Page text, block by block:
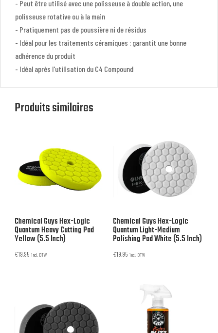
- Peut être utilisé avec une polisseuse à double action, une
polisseuse rotative ou à la main
- Pratiquement pas de poussière ni de résidus
- Idéal pour les traitements céramiques : garantit une bonne
adhérence du produit
- Idéal après l'utilisation du C4 Compound
Produits similaires
Chemical Guys Hex-Logic
Quantum Heavy Cutting Pad
Yellow (5.5 Inch)
€19,95 incl. BTW
Chemical Guys Hex-Logic
Quantum Light-Medium
Polishing Pad White (5.5 Inch)
€19,95 incl. BTW